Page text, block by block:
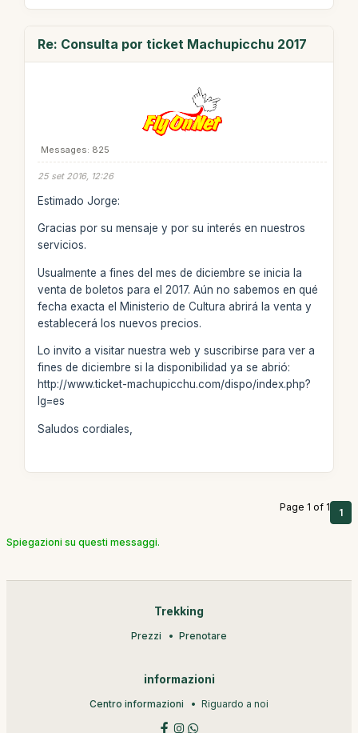
Re: Consulta por ticket Machupicchu 2017
Messages: 825
25 set 2016, 12:26
Estimado Jorge:
Gracias por su mensaje y por su interés en nuestros
servicios.
Usualmente a fines del mes de diciembre se inicia la
venta de boletos para el 2017. Aún no sabemos en qué
fecha exacta el Ministerio de Cultura abrirá la venta y
establecerá los nuevos precios.
Lo invito a visitar nuestra web y suscribirse para ver a
fines de diciembre si la disponibilidad ya se abrió:
http://www.ticket-machupicchu.com/dispo/index.php?
lg=es
Saludos cordiales,
Page 1 of 1 1
Spiegazioni su questi messaggi.
Trekking
Prezzi Prenotare
informazioni
Centro informazioni Riguardo a noi